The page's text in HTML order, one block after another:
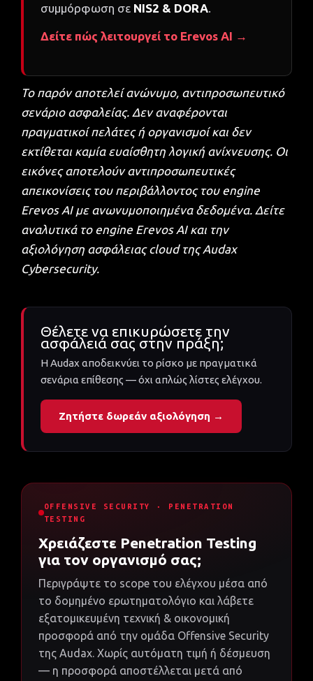
συμμόρφωση σε NIS2 & DORA
Δείτε πώς λειτουργεί το Erevos AI →
Το παρόν αποτελεί ανώνυμο, αντιπροσωπευτικό
σενάριο ασφαλείας. Δεν αναφέρονται
πραγματικοί πελάτες ή οργανισμοί και δεν
εκτίθεται καμία ευαίσθητη λογική ανίχνευσης. Οι
εικόνες αποτελούν αντιπροσωπευτικές
απεικονίσεις του περιβάλλοντος του engine
Erevos AI με ανωνυμοποιημένα δεδομένα. Δείτε
αναλυτικά το engine Erevos AIκαι την
αξιολόγηση ασφάλειας cloudτης Audax
Cybersecurity.
Θέλετε να επικυρώσετε την
ασφάλειά σας στην πράξη;
Η Audax αποδεικνύει το ρίσκο με πραγματικά
σενάρια επίθεσης — όχι απλώς λίστες ελέγχου.
Ζητήστε δωρεάν αξιολόγηση →
OFFENSIVE SECURITY · PENETRATION
TESTING
Χρειάζεστε Penetration Testing
για τον οργανισμό σας;
Περιγράψτε το scope του ελέγχου μέσα από
το δομημένο ερωτηματολόγιο και λάβετε
εξατομικευμένη τεχνική & οικονομική
προσφορά από την ομάδα Offensive Security
της Audax. Χωρίς αυτόματη τιμή ή δέσμευση
— η προσφορά αποστέλλεται μετά από